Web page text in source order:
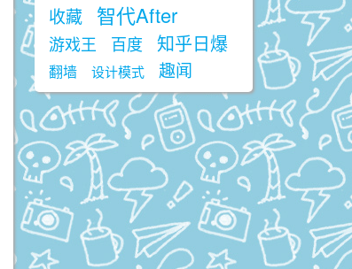
收藏 智代After
游戏王 百度 知乎日爆
翻墙 设计模式 趣闻